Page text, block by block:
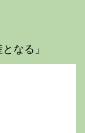
なる」